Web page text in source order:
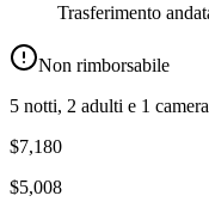
Trasferimento
Non rimborsabile
5 notti, 2 adulti e 1 camera
$7,180
$5,008